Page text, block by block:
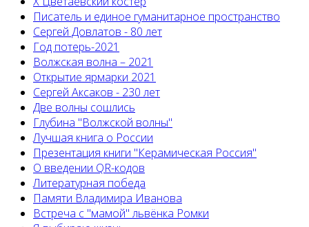
Писатель и единое гуманитарное пространство
Сергей Довлатов - 80 лет
Год потерь-2021
Волжская волна – 2021
Открытие ярмарки 2021
Сергей Аксаков - 230 лет
Две волны сошлись
Глубина "Волжской волны"
Лучшая книга о России
Презентация книги "Керамическая Россия"
О введении QR-кодов
Литературная победа
Памяти Владимира Иванова
Встреча с "мамой" львёнка Ромки